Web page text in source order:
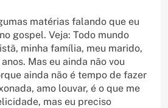
matérias falando que eu
gospel. Veja: Todo mundo
minha família, meu marido,
Mas eu ainda não vou
ainda não é tempo de fazer
amo louvar, é o que me
mas eu preciso